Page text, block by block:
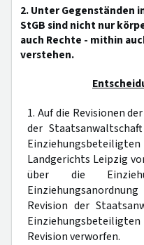
2. Unter Gegenständen
StGB sind nicht nur
auch Rechte - mithin
verstehen.
1. Auf die Revisionen
der
Landgerichts Leipzig
über die
Revision der
Revision verworfen.